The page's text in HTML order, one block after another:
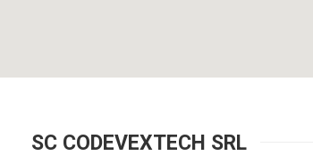
SC CODEVEXTECH SRL